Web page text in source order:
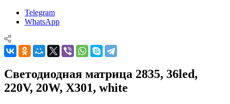
Telegram
WhatsApp
Светодиодная матрица 2835, 36led,
220V, 20W, X301, white